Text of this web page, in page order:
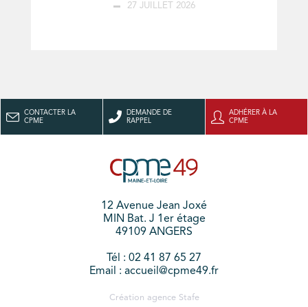
27 JUILLET 2026
CONTACTER LA
CPME
DEMANDE DE
RAPPEL
ADHÉRER À LA
CPME
12 Avenue Jean Joxé
MIN Bat. J 1er étage
49109 ANGERS
Tél : 02 41 87 65 27
Email : accueil@cpme49.fr
Création agence Stafe